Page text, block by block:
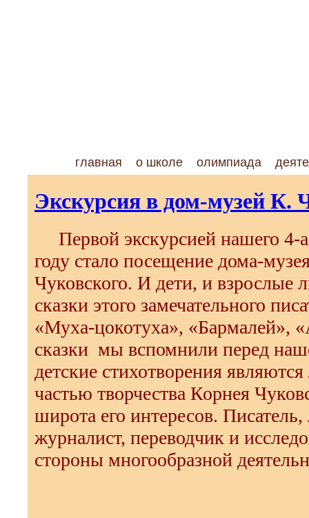
главная о школе олимпиада
Экскурсия в дом-музей К.
Первой экскурсией нашего 4-а
году стало посещение дома-
Чуковского. И дети, и взрослые
сказки этого замечательного
«Муха-цокотуха», «Бармалей»,
сказки мы вспомнили перед
детские стихотворения
частью творчества Корнея
широта его интересов.
журналист, переводчик и
стороны многообразной